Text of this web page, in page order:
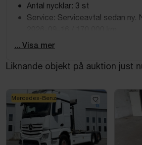
Antal nycklar: 3 st
Service: Serviceavtal sedan ny.
Påbyggnation
Tillverkare: Joab
Tillverknings år: 2020
Serienummer: 11982-1
Size: 19,8cm3
Max lyft kapacitet: 475kg
Pulling force vinsch: 4ton
... Visa mer
Liknande objekt på auktion just
Mercedes-Benz